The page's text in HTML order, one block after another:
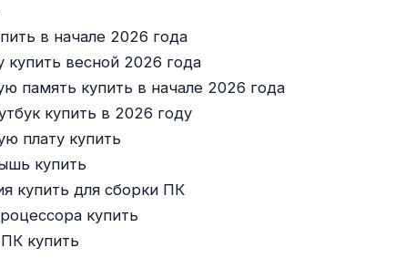
в начале 2026 года
купить весной 2026 года
память купить в начале 2026 года
купить в 2026 году
плату купить
купить
купить для сборки ПК
купить
купить